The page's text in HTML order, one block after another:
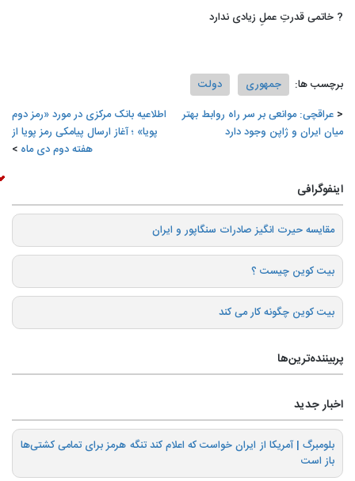
? خاتمی قدرتِ عملِ زیادی ندارد
برچسب ها: جمهوری
دولت
️عراقچی: موانعی بر سر راه روابط بهتر
میان ایران و ژاپن وجود دارد
️اطلاعیه بانک مرکزی در مورد «رمز دوم
پویا» ؛ آغاز ارسال پیامکی رمز پویا از
هفته دوم دی ماه
اینفوگرافی
️مقایسه حیرت انگیز صادرات سنگاپور و ایران
بیت کوین چیست ؟
بیت کوین چگونه کار می کند
پربیننده‌ترین‌ها
اخبار جدید
بلومبرگ | آمریکا از ایران خواست که اعلام کند تنگه هرمز برای تمامی کشتی‌ها
باز است